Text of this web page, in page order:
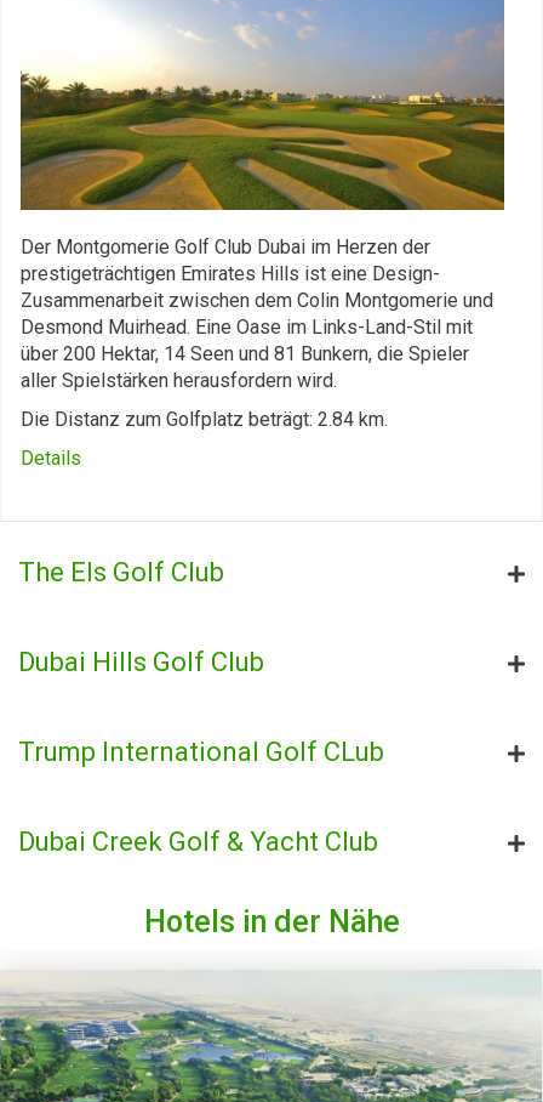
Der Montgomerie Golf Club Dubai im Herzen der
prestigeträchtigen Emirates Hills ist eine Design-
Zusammenarbeit zwischen dem Colin Montgomerie und
Desmond Muirhead. Eine Oase im Links-Land-Stil mit
über 200 Hektar, 14 Seen und 81 Bunkern, die Spieler
aller Spielstärken herausfordern wird.
Die Distanz zum Golfplatz beträgt: 2.84 km.
Details
The Els Golf Club
Dubai Hills Golf Club
Trump International Golf CLub
Dubai Creek Golf & Yacht Club
Hotels in der Nähe